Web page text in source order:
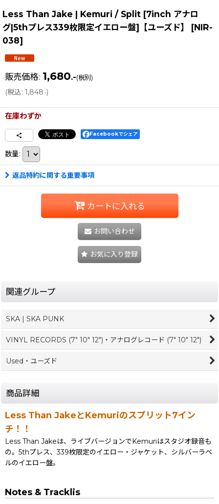
Less Than Jake | Kemuri / Split [7inch アナロ
グ|5thプレス339枚限定イエロー盤]【ユーズド】
[NIR-
038]
販売価格: 1,680.-(税別)
(税込: 1,848.-)
在庫わずか
Facebookでシェア
数量:
返品特約に関する重要事項
カートに入れる
お問い合わせ
お気に入り登録
関連グループ
SKA | SKA PUNK
VINYL RECORDS (7" 10" 12")・アナログレコード (7" 10" 12")
Used・ユーズド
商品詳細
Less Than JakeとKemuriのスプリット7イン
チ！！
Less Than Jakeは、ライブバージョンでKemuriはスタジオ録音も
の。5thプレス、339枚限定のイエロー・ジャケット、シルバーラベ
ルのイエロー盤。
Notes & Tracklis